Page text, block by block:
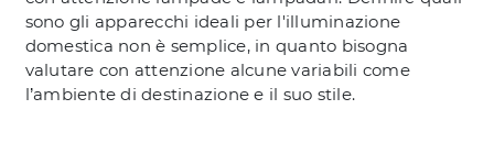
sono gli apparecchi ideali per l'illuminazione
domestica non è semplice, in quanto bisogna
valutare con attenzione alcune variabili come
l’ambiente di destinazione e il suo stile.